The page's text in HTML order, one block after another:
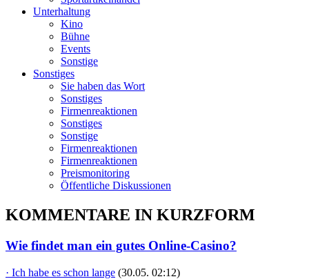
Unterhaltung
Kino
Bühne
Events
Sonstige
Sonstiges
Sie haben das Wort
Sonstiges
Firmenreaktionen
Sonstiges
Sonstige
Firmenreaktionen
Firmenreaktionen
Preismonitoring
Öffentliche Diskussionen
KOMMENTARE IN KURZFORM
Wie findet man ein gutes Online-Casino?
· Ich habe es schon lange (30.05. 02:12)